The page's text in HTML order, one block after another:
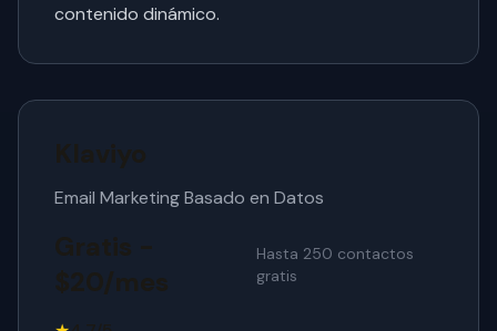
contenido dinámico.
Klaviyo
Email Marketing Basado en Datos
Gratis -
$20/mes
Hasta 250 contactos
gratis